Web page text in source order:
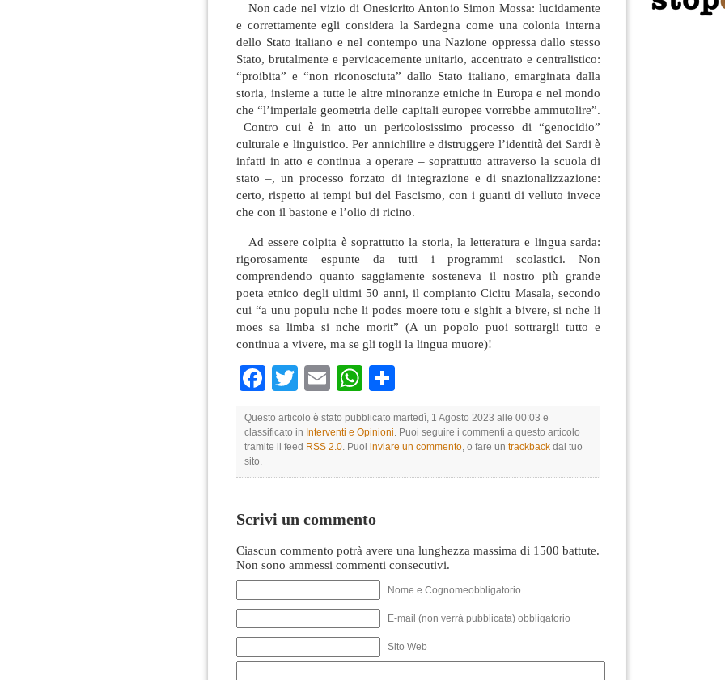
Non cade nel vizio di Onesicrito Antonio Simon Mossa: lucidamente
e correttamente egli considera la Sardegna come una colonia interna
dello Stato italiano e nel contempo una Nazione oppressa dallo stesso
Stato, brutalmente e pervicacemente unitario, accentrato e centralistico:
“proibita” e “non riconosciuta” dallo Stato italiano, emarginata dalla
storia, insieme a tutte le altre minoranze etniche in Europa e nel mondo
che “l’imperiale geometria delle capitali europee vorrebbe ammutolire”.
Contro cui è in atto un pericolosissimo processo di “genocidio”
culturale e linguistico. Per annichilire e distruggere l’identità dei Sardi è
infatti in atto e continua a operare – soprattutto attraverso la scuola di
stato –, un processo forzato di integrazione e di snazionalizzazione:
certo, rispetto ai tempi bui del Fascismo, con i guanti di velluto invece
che con il bastone e l’olio di ricino.
Ad essere colpita è soprattutto la storia, la letteratura e lingua sarda:
rigorosamente espunte da tutti i programmi scolastici. Non
comprendendo quanto saggiamente sosteneva il nostro più grande
poeta etnico degli ultimi 50 anni, il compianto Cicitu Masala, secondo
cui “a unu populu nche li podes moere totu e sighit a bivere, si nche li
moes sa limba si nche morit” (A un popolo puoi sottrargli tutto e
continua a vivere, ma se gli togli la lingua muore)!
Facebook
TwitterEmailWhatsApp
Questo articolo è stato pubblicato martedì, 1 Agosto 2023 alle 00:03 e
classificato in Interventi e Opinioni. Puoi seguire i commenti a questo articolo
tramite il feed RSS 2.0. Puoi inviare un commento, o fare un trackback dal tuo
sito.
Scrivi un commento
Ciascun commento potrà avere una lunghezza massima di 1500 battute.
Non sono ammessi commenti consecutivi.
Nome e Cognomeobbligatorio
E-mail (non verrà pubblicata) obbligatorio
Sito Web